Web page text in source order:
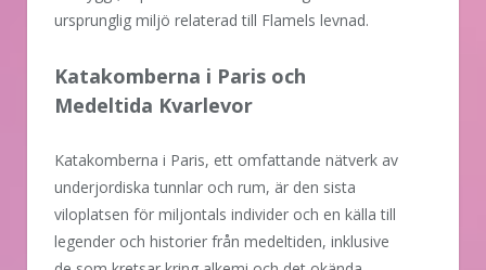
ursprunglig miljö relaterad till Flamels levnad.
Katakomberna i Paris och
Medeltida Kvarlevor
Katakomberna i Paris, ett omfattande nätverk av
underjordiska tunnlar och rum, är den sista
viloplatsen för miljontals individer och en källa till
legender och historier från medeltiden, inklusive